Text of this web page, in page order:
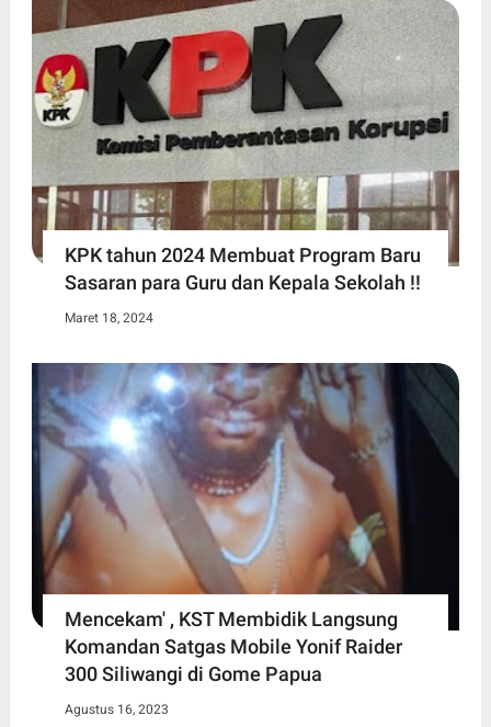
KPK tahun 2024 Membuat Program Baru
Sasaran para Guru dan Kepala Sekolah !!
Maret 18, 2024
Mencekam' , KST Membidik Langsung
Komandan Satgas Mobile Yonif Raider
300 Siliwangi di Gome Papua
Agustus 16, 2023